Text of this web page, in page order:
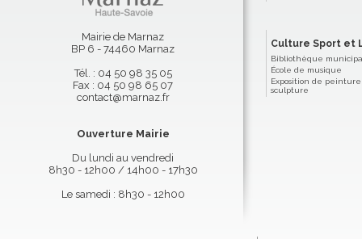
Mairie de Marnaz
BP 6 - 74460 Marnaz
Tél. : 04 50 98 35 05
Fax : 04 50 98 65 07
contact@marnaz.fr
Ouverture Mairie
Du lundi au vendredi
8h30 - 12h00 / 14h00 - 17h30
Le samedi : 8h30 - 12h00
Culture Sport et
Bibliothèque
École de musique
Exposition de
sculpture